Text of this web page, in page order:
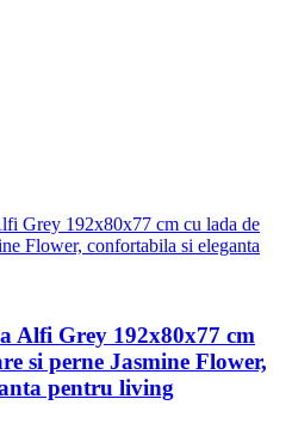
Alfi Grey 192x80x77 cm
si perne Jasmine Flower,
pentru living